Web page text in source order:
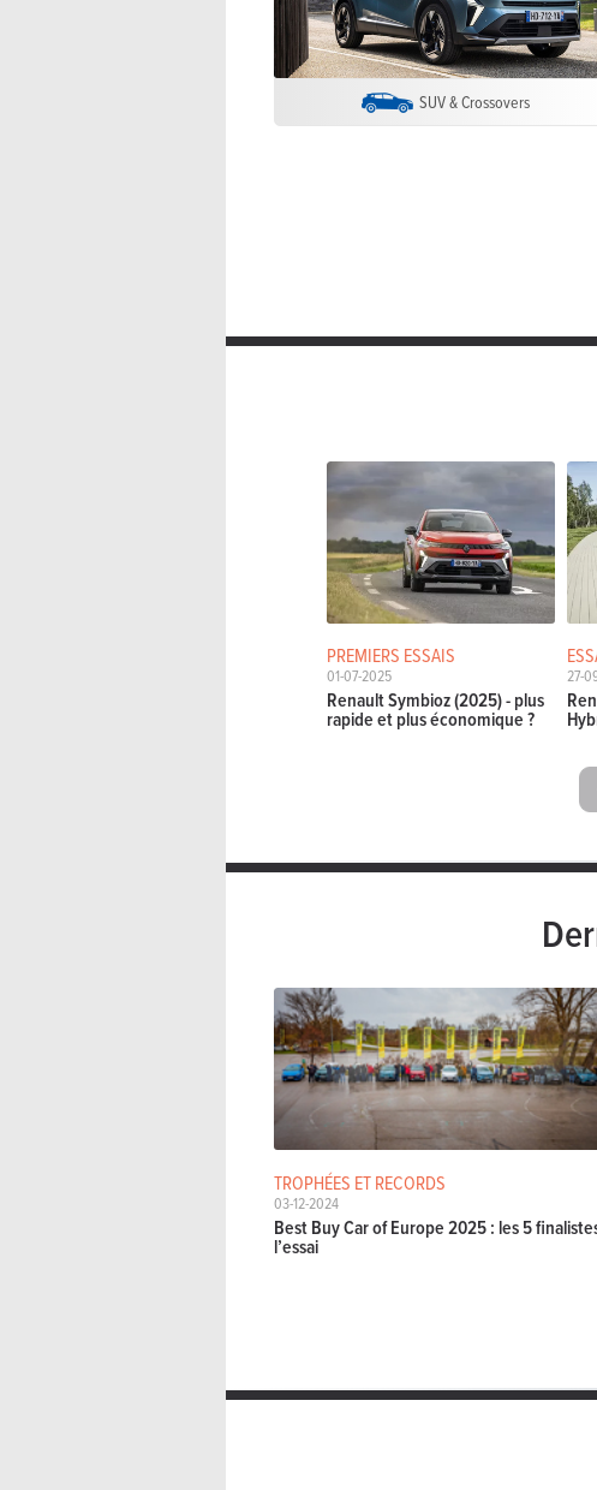
SUV & Crossovers
PREMIERS ESSAIS
01-07-2025
Renault Symbioz (2025) - plus
rapide et plus économique ?
27-
TROPHÉES ET RECORDS
03-12-2024
Best Buy Car of Europe 2025 : les 5
l’essai